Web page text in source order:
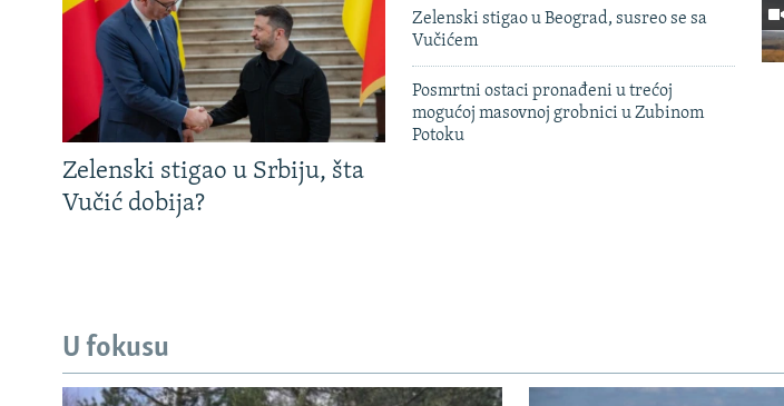
Zelenski stigao u Srbiju, šta
Vučić dobija?
Zelenski stigao u Beograd, susreo se sa
Vučićem
Posmrtni ostaci pronađeni u trećoj
mogućoj masovnoj grobnici u Zubinom
Potoku
U fokusu